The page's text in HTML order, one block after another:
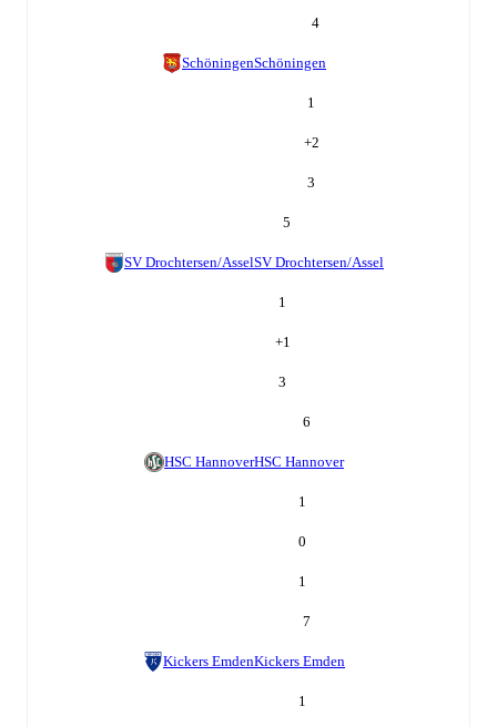
4
SchöningenSchöningen
1
+2
3
5
SV Drochtersen/AsselSV Drochtersen/Assel
1
+1
3
6
HSC HannoverHSC Hannover
1
0
1
7
Kickers EmdenKickers Emden
1